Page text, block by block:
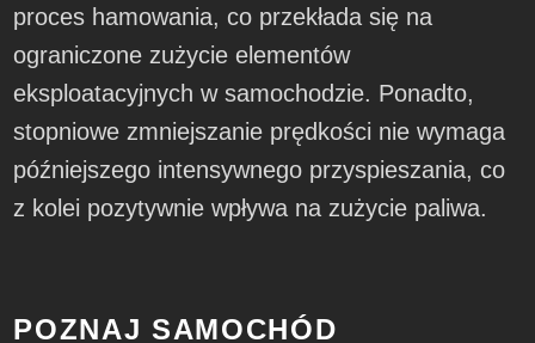
proces hamowania, co przekłada się na
ograniczone zużycie elementów
eksploatacyjnych w samochodzie. Ponadto,
stopniowe zmniejszanie prędkości nie wymaga
późniejszego intensywnego przyspieszania, co
z kolei pozytywnie wpływa na zużycie paliwa.
POZNAJ SAMOCHÓD